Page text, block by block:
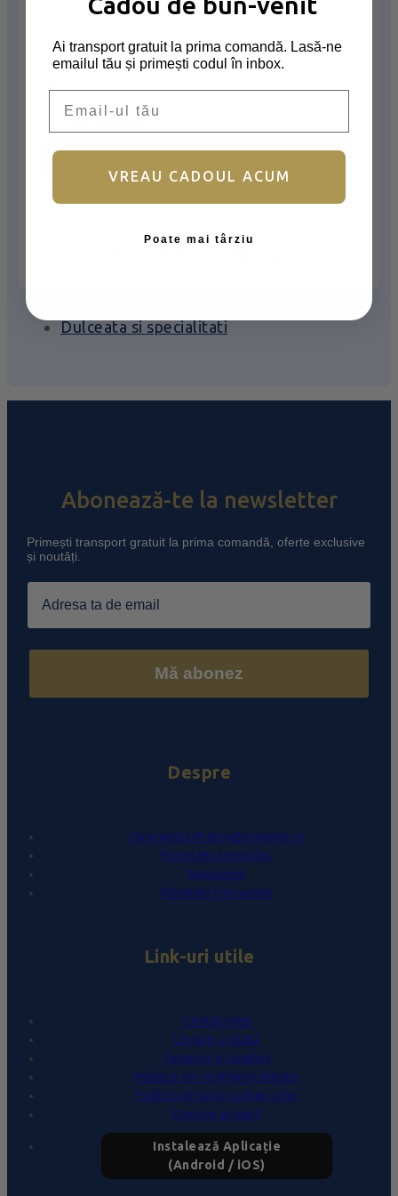
Cadou romantic
Mărturii nuntă & botez
Cadou Multumesc
Delicatese
Tablete și batoane
Dulceata si specialitati
Abonează-te la newsletter
Primești transport gratuit la prima comandă, oferte exclusive
și noutăți.
Email
Mă abonez
Despre
Conceptul PralineBelgiene.ro
Povestea Leonidas
Magazine
Întrebări frecvente
Link-uri utile
Contul meu
Livrare și plată
Termeni și condiții
Politica de confidențialitate
Politica privind cookie-urile
Despre proiect
Instalează Aplicație
(Android / iOS)
Parolă*Obligatoriu
Ai uitat parola?
Ai transport gratuit la prima comandă. Lasă-ne
emailul tău și primești codul în inbox.
VREAU CADOUL ACUM
Poate mai târziu